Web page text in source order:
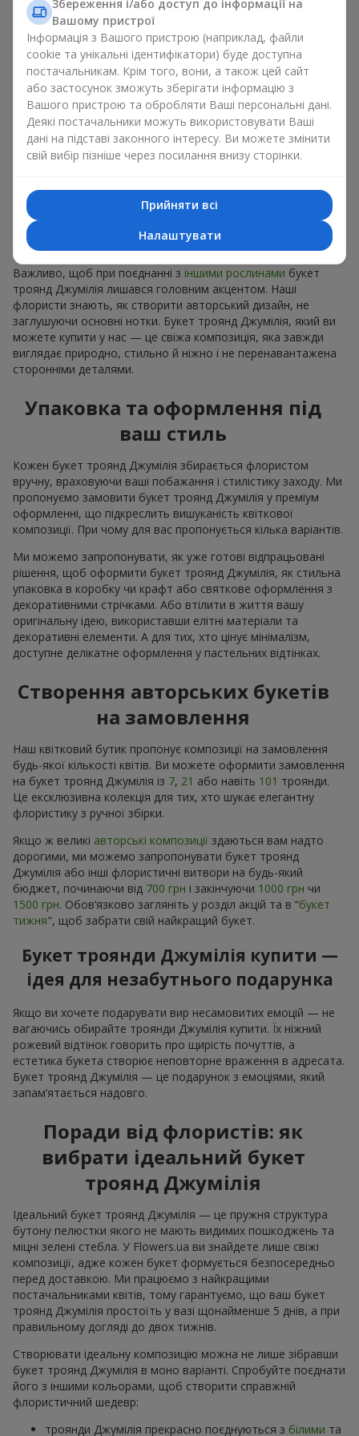
Джумілія з іншими квітами:
лілії, еустоми, альстромерії
Флористи Flowers.ua радять дарувати композиції з
Джумілією, що поєднуються із ліліями, еустомами чи
альстромеріями. Такі флористичні рішення створюють
гармонійне поєднання кольорів, яке дозволяє внести певні
акценти в делікатне оформлення:
лілія – утворює контраст форм, що дозволяє
ефектну незвичну композицію для урочистостей;
альстромерія — додає динаміки та кольорової гри;
еустома – підкреслює романтичні нотки і додає
об’єму, щоб зачарувати погляд коханої людини.
Важливо, щоб при поєднанні з іншими рослинами букет
троянд Джумілія лишався головним акцентом. Наші
флористи знають, як створити авторський дизайн, не
заглушуючи основні нотки. Букет троянд Джумілія, який ви
можете купити у нас — це свіжа композиція, яка завжди
виглядає природно, стильно й ніжно і не перенавантажена
сторонніми деталями.
Упаковка та оформлення під
ваш стиль
Кожен букет троянд Джумілія збирається флористом
вручну, враховуючи ваші побажання і стилістику заходу. Ми
пропонуємо замовити букет троянд Джумілія у преміум
оформленні, що підкреслить вишуканість квіткової
композиції. При чому для вас пропонується кілька варіантів.
Ми можемо запропонувати, як уже готові відпрацьовані
рішення, щоб оформити букет троянд Джумілія, як стильна
упаковка в коробку чи крафт або святкове оформлення з
декоративними стрічками. Або втілити в життя вашу
оригінальну ідею, використавши елітні матеріали та
декоративні елементи. А для тих, хто цінує мінімалізм,
доступне делікатне оформлення у пастельних відтінках.
Створення авторських букетів
на замовлення
Наш квітковий бутик пропонує композиції на замовлення
будь-якої кількості квітів. Ви можете оформити замовлення
на букет троянд Джумілія із 7, 21 або навіть 101 троянди.
Це ексклюзивна колекція для тих, хто шукає елегантну
флористику з ручної збірки.
Якщо ж великі авторські композиції здаються вам надто
дорогими, ми можемо запропонувати букет троянд
Джумілія або інші флористичні витвори на будь-який
бюджет, починаючи від 700 грн і закінчуючи 1000 грн чи
1500 грн. Обов’язково загляніть у розділ акцій та в “букет
тижня", щоб забрати свій найкращий букет.
Букет троянди Джумілія купити —
ідея для незабутнього подарунка
Якщо ви хочете подарувати вир несамовитих емоцій — не
вагаючись обирайте троянди Джумілія купити. Їх ніжний
рожевий відтінок говорить про щирість почуттів, а
естетика букета створює неповторне враження в адресата.
Букет троянд Джумілія — це подарунок з емоціями, який
запам’ятається надовго.
Поради від флористів: як
вибрати ідеальний букет
троянд Джумілія
Ідеальний букет троянд Джумілія — це пружня структура
бутону пелюстки якого не мають видимих пошкоджень та
міцні зелені стебла. У Flowers.ua ви знайдете лише свіжі
композиції, адже кожен букет формується безпосередньо
перед доставкою. Ми працюємо з найкращими
постачальниками квітів, тому гарантуємо, що ваш букет
троянд Джумілія простоїть у вазі щонайменше 5 днів, а при
правильному догляді до двох тижнів.
Створювати ідеальну композицію можна не лише зібравши
букет троянд Джумілія в моно варіанті. Спробуйте поєднати
його з іншими кольорами, щоб створити справжній
флористичний шедевр:
троянди Джумілія прекрасно поєднуються з білими та
Збереження і/або доступ до інформації на
Вашому пристрої
Інформація з Вашого пристрою (наприклад, файли
cookie та унікальні ідентифікатори) буде доступна
постачальникам. Крім того, вони, а також цей сайт
або застосунок зможуть зберігати інформацію з
Вашого пристрою та обробляти Ваші персональні дані.
Деякі постачальники можуть використовувати Ваші
дані на підставі законного інтересу. Ви можете змінити
свій вибір пізніше через посилання внизу сторінки.
Прийняти всі
Налаштувати